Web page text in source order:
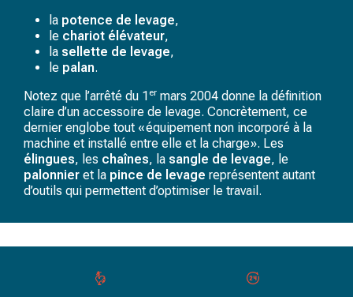
la potence de levage,
le chariot élévateur,
la sellette de levage,
le palan.
Notez que l’arrêté du 1 er mars 2004 donne la définition
claire d’un accessoire de levage. Concrètement, ce
dernier englobe tout « équipement non incorporé à la
machine et installé entre elle et la charge ». Les
élingues, les chaînes, la sangle de levage, le
palonnier et la pince de levage représentent autant
d’outils qui permettent d’optimiser le travail.